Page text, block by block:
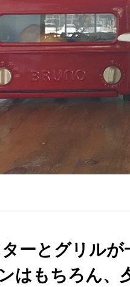
ーとグリルが
はもちろん、